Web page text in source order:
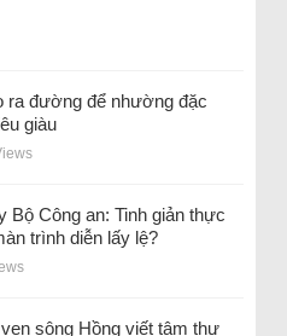
ra đường để nhường đặc
giàu
Bộ Công an: Tinh giản thực
trình diễn lấy lệ?
sông Hồng viết tâm thư